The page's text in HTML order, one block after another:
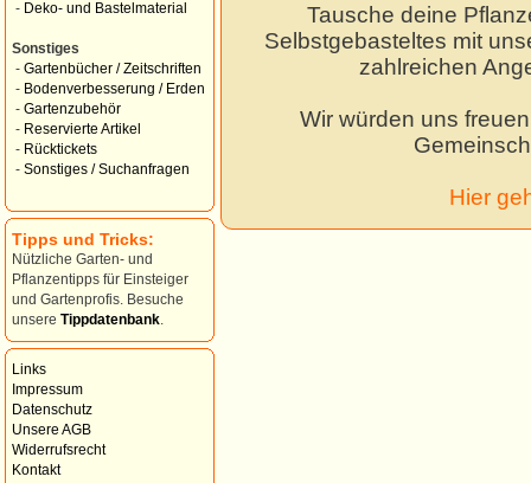
- Deko- und Bastelmaterial
Sonstiges
- Gartenbücher / Zeitschriften
- Bodenverbesserung / Erden
- Gartenzubehör
- Reservierte Artikel
- Rücktickets
- Sonstiges / Suchanfragen
Tipps und Tricks:
Nützliche Garten- und
Pflanzentipps für Einsteiger
und Gartenprofis. Besuche
unsere Tippdatenbank
Links
Impressum
Datenschutz
Unsere AGB
Widerrufsrecht
Kontakt
Tausche deine
Selbstgebasteltes mit
zahlreichen
Wir würden uns
Hier